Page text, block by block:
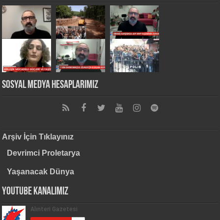
Sosyal Medya Hesaplarımız
Arşiv İçin Tıklayınız
Devrimci Proletarya
Yaşanacak Dünya
Youtube Kanalımız